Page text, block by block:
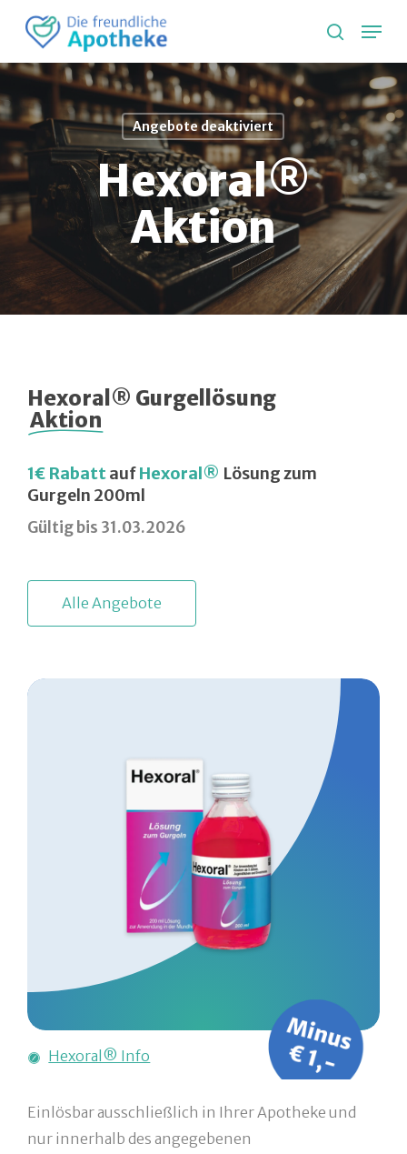
main
content
search
Angebote deaktiviert
Hexoral®
Aktion
Hexoral® Gurgellösung
Aktion
1€ RabattaufHexoral® Lösung zum
Gurgeln 200ml
Gültig bis 31.03.2026
A le Angebote
Hexoral® Info
Einlösbar ausschließlich in Ihrer Apotheke und
nur innerhalb des angegebenen